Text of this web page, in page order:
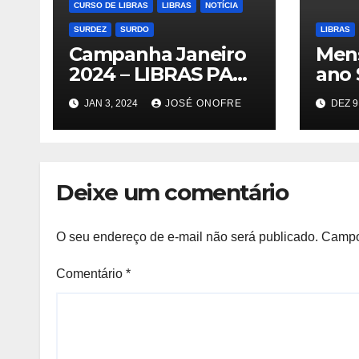
CURSO DE LIBRAS LIBRAS NOTÍCIA
SURDEZ SURDO
Campanha Janeiro
2024 – LIBRAS PARA
TODA VIDA!
JAN 3, 2024 JOSÉ ONOFRE
LIBRAS
ano
DEZ
Deixe um comentário
O seu endereço de e-mail não será publicado.
Comentário *